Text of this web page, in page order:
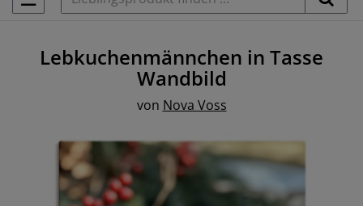
Lebkuchenmännchen in Tasse
Wandbild
von Nova Voss